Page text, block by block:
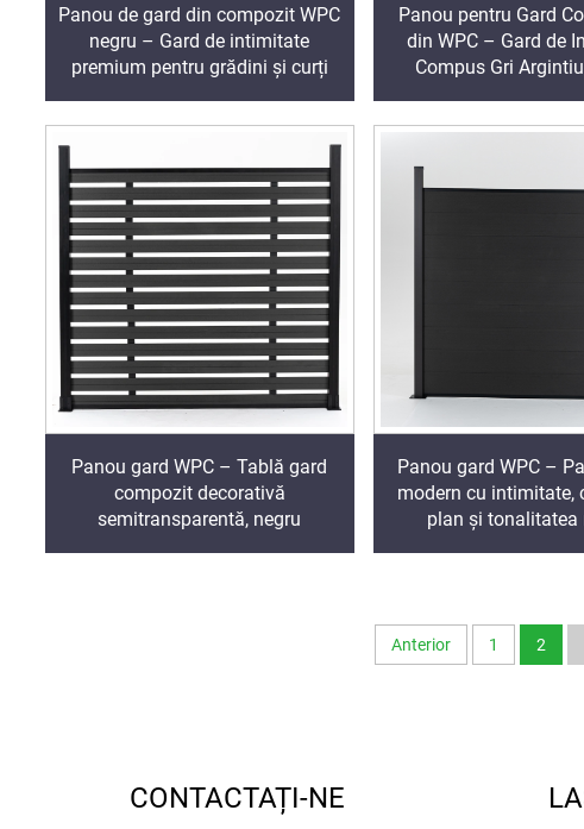
Panou de gard din compozit WPC
negru – Gard de intimitate
premium pentru grădini și curți
Panou pentru Gard
din WPC – Gard de
Compus Gri
Panou gard WPC – Tablă gard
compozit decorativă
semitransparentă, negru
Panou gard WPC –
modern cu intimitate,
plan și tonalitatea
Anterior 1 2
CONTACTAȚI-NE